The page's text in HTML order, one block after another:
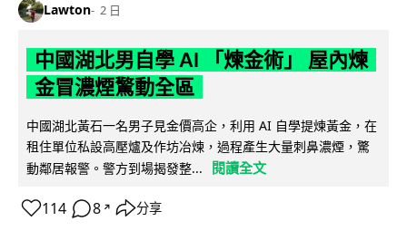
Lawton 2 日
中國湖北男自學 AI 「煉金術」 屋內煉
金冒濃煙驚動全區
中國湖北黃石一名男子見金價高企，利用 AI 自學提煉黃金，在
租住單位私設高壓爐及作坊冶煉，過程產生大量刺鼻濃煙，驚
動鄰居報警。警方到場揭發整...
閱讀全文
114 8 ↗ 分享